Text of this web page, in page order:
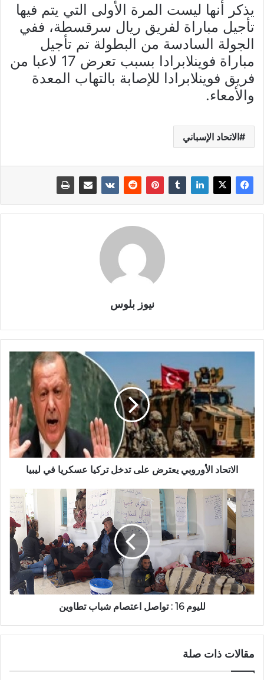
يذكر أنها ليست المرة الأولى التي يتم فيها
تأجيل مباراة لفريق ريال سرقسطة، ففي
الجولة السادسة من البطولة تم تأجيل
مباراة فوينلابرادا بسبب تعرض 17 لاعبا من
فريق فوينلابرادا للإصابة بالتهاب المعدة
والأمعاء.
الاتحاد الإسباني
نيوز بلوس
الاتحاد الأوروبي يعترض على تدخل تركيا عسكريا في ليبيا
لليوم 16 : تواصل اعتصام شباب تطاوين
مقالات ذات صلة